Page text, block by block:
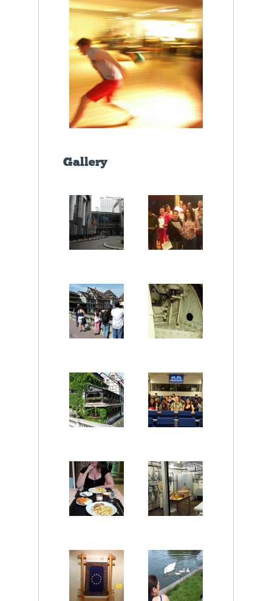
Gallery